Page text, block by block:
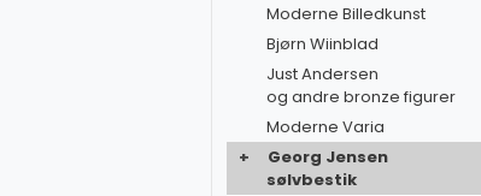
Moderne Billedkunst
Bjørn Wiinblad
Just Andersen
og andre bronze figurer
Moderne Varia
+
Georg Jensen
sølvbestik